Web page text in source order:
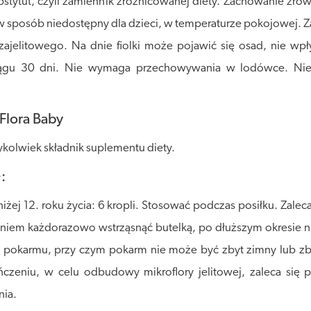
niedostępny dla dzieci, w temperaturze pokojowej.
Na dnie fiolki może pojawić się osad, nie
30 dni. Nie wymaga przechowywania w lodówce.
Baby
składnik suplementu diety.
12. roku życia: 6 kropli. Stosować podczas posiłku.
każdorazowo wstrząsnąć butelką, po dłuższym okresie
przy czym pokarm nie może być zbyt zimny lub
w celu odbudowy mikroflory jelitowej, zaleca się